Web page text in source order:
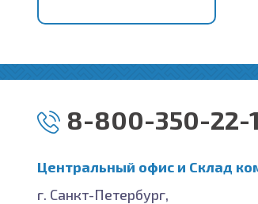
8-800-350-22-
Центральный офис и Cклад
г. Санкт-Петербург,